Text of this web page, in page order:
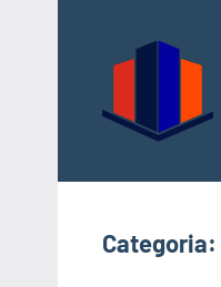
conteúdo
Categoria: